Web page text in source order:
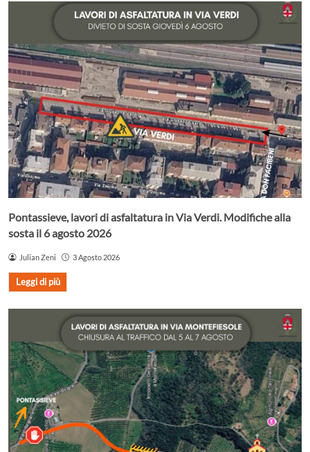
Pontassieve, lavori di asfaltatura in Via Verdi. Modifiche alla
sosta il 6 agosto 2026
Julian Zeni 3 Agosto 2026
Leggi di più